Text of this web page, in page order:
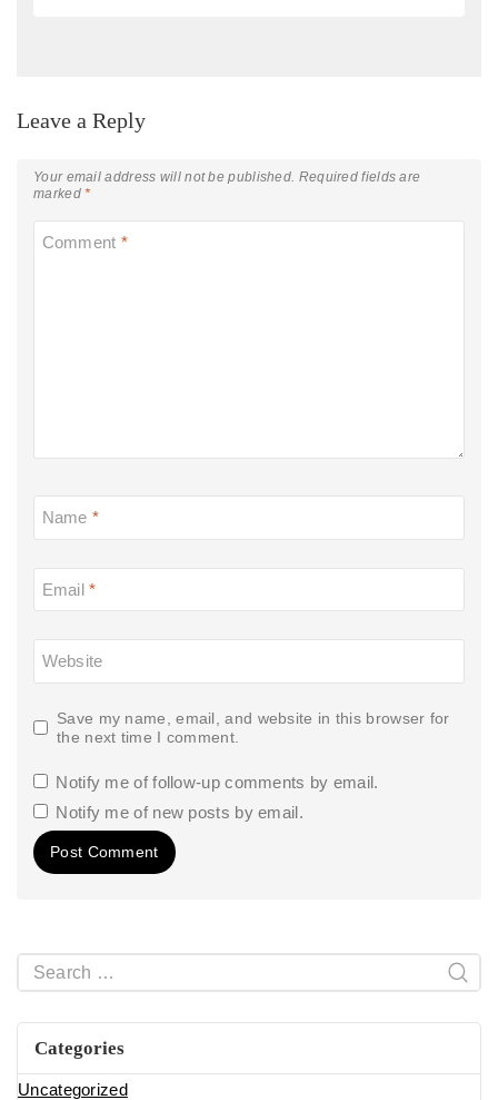
Leave a Reply
Your email address will not be published. Required fields are
marked*
Comment *
Name *
Email*
Website
Save my name, email, and website in this browser for
the next time I comment.
Notify me of follow-up comments by email.
Notify me of new posts by email.
Categories
Uncategorized